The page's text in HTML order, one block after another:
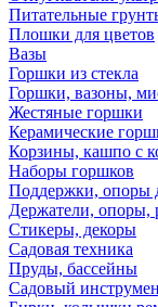
Питательные
Плошки для цветов
Вазы
Горшки из стекла
Горшки, вазоны,
Жестяные горшки
Керамические
Корзины, кашпо с
Наборы горшков
Поддержки, опоры
Держатели, опоры,
Стикеры, декоры
Садовая техника
Пруды, бассейны
Садовый